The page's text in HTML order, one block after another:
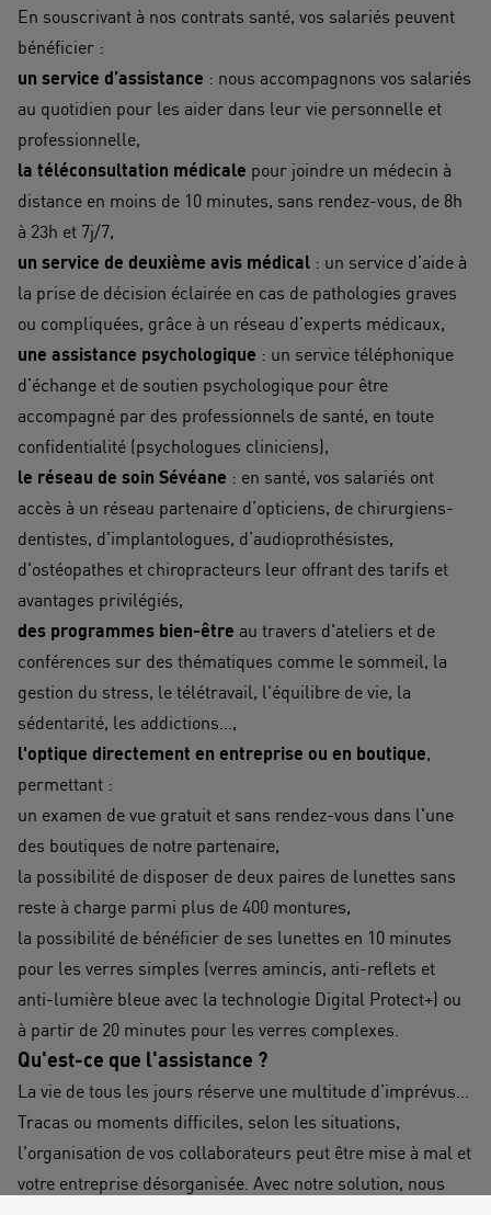
En souscrivant à nos contrats santé, vos salariés peuvent
bénéficier :
un service d’assistance : nous accompagnons vos salariés
au quotidien pour les aider dans leur vie personnelle et
professionnelle,
la téléconsultation médicale pour joindre un médecin à
distance en moins de 10 minutes, sans rendez-vous, de 8h
à 23h et 7j/7,
un service de deuxième avis médical : un service d’aide à
la prise de décision éclairée en cas de pathologies graves
ou compliquées, grâce à un réseau d’experts médicaux,
une assistance psychologique : un service téléphonique
d’échange et de soutien psychologique pour être
accompagné par des professionnels de santé, en toute
confidentialité (psychologues cliniciens),
le réseau de soin Sévéane : en santé, vos salariés ont
accès à un réseau partenaire d’opticiens, de chirurgiens-
dentistes, d'implantologues, d’audioprothésistes,
d'ostéopathes et chiropracteurs leur offrant des tarifs et
avantages privilégiés,
des programmes bien-être au travers d'ateliers et de
conférences sur des thématiques comme le sommeil, la
gestion du stress, le télétravail, l'équilibre de vie, la
sédentarité, les addictions…,
l'optique directement en entreprise ou en boutique,
permettant :
un examen de vue gratuit et sans rendez-vous dans l'une
des boutiques de notre partenaire,
la possibilité de disposer de deux paires de lunettes sans
reste à charge parmi plus de 400 montures,
la possibilité de bénéficier de ses lunettes en 10 minutes
pour les verres simples (verres amincis, anti-reflets et
anti-lumière bleue avec la technologie Digital Protect+) ou
à partir de 20 minutes pour les verres complexes.
Qu'est-ce que l'assistance ?
La vie de tous les jours réserve une multitude d’imprévus…
Tracas ou moments difficiles, selon les situations,
l'organisation de vos collaborateurs peut être mise à mal et
votre entreprise désorganisée. Avec notre solution, nous